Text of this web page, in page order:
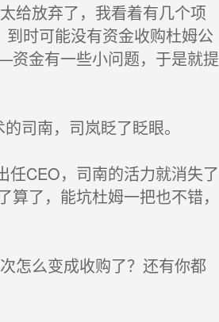
给放弃了，我看着有几个项
时可能没有资金收购杜姆公
资金有一些小问题，于是就提
司南，司岚眨了眨眼。
CEO，司南的活力就消失了
了，能坑杜姆一把也不错，
怎么变成收购了？还有你都